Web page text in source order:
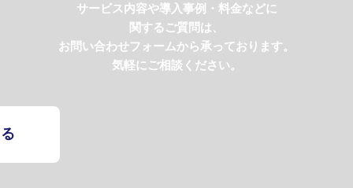
サービス内容や導入事例・料金などに
関するご質問は、
お問い合わせフォームから承っております。
気軽にご相談ください。